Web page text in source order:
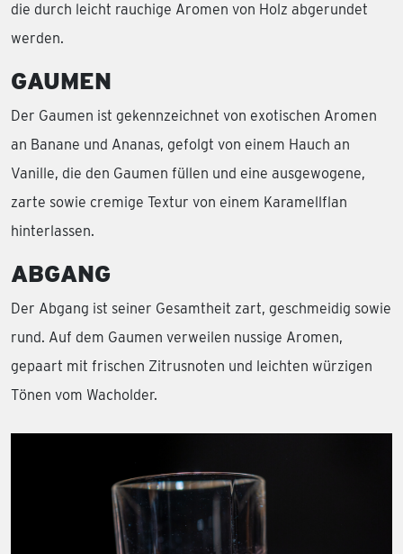
die durch leicht rauchige Aromen von Holz abgerundet
werden.
GAUMEN
Der Gaumen ist gekennzeichnet von exotischen Aromen
an Banane und Ananas, gefolgt von einem Hauch an
Vanille, die den Gaumen füllen und eine ausgewogene,
zarte sowie cremige Textur von einem Karamellflan
hinterlassen.
ABGANG
Der Abgang ist seiner Gesamtheit zart, geschmeidig sowie
rund. Auf dem Gaumen verweilen nussige Aromen,
gepaart mit frischen Zitrusnoten und leichten würzigen
Tönen vom Wacholder.